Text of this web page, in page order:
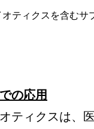
ティクスを含むサ
の応用
ティクスは、